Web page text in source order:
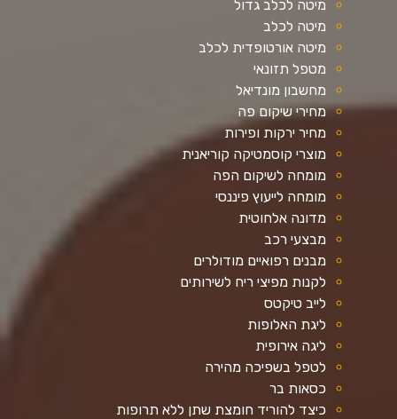
מיטה לכלב גדול
מיטה לכלב
מיטה אורטופדית לכלב
מטפל תזונאי
מחשבון מונדיאל
מחירי שיקום פה
מחיר ירקות ופירות
מוצרי קוסמטיקה קוריאנית
מומחה לשיקום הפה
מומחה לייעוץ פיננסי
מדונה אלחוטית
מבצעי רכב
מבנים רפואיים מודולרים
לקנות מפיצי ריח לשירותים
לייב טיקטס
ליגת האלופות
ליגה אירופית
לטפל בשפיכה מהירה
כסאות בר
כיצד להוריד חומצת שתן ללא תרופות